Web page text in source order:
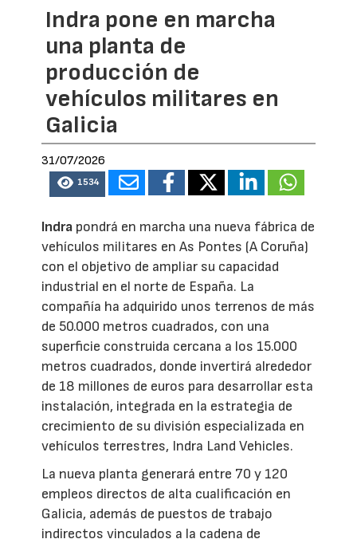
Indra pone en marcha
una planta de
producción de
vehículos militares en
Galicia
31/07/2026
1534
Indra pondrá en marcha una nueva fábrica de
vehículos militares en As Pontes (A Coruña)
con el objetivo de ampliar su capacidad
industrial en el norte de España. La
compañía ha adquirido unos terrenos de más
de 50.000 metros cuadrados, con una
superficie construida cercana a los 15.000
metros cuadrados, donde invertirá alrededor
de 18 millones de euros para desarrollar esta
instalación, integrada en la estrategia de
crecimiento de su división especializada en
vehículos terrestres, Indra Land Vehicles.
La nueva planta generará entre 70 y 120
empleos directos de alta cualificación en
Galicia, además de puestos de trabajo
indirectos vinculados a la cadena de